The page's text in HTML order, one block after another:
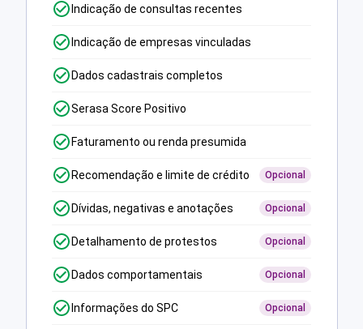
Indicação de consultas recentes
Indicação de empresas vinculadas
Dados cadastrais completos
Serasa Score Positivo
Faturamento ou renda presumida
Recomendação e limite de crédito Opcional
Dívidas, negativas e anotações Opcional
Detalhamento de protestos Opcional
Dados comportamentais Opcional
Informações do SPC Opcional